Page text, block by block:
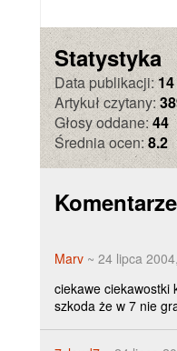
Statystyka
Data publikacji:
Artykuł czytany:
Głosy oddane:44
Średnia ocen:8.2
Komentarze
Marv ~ 24 lipca
ciekawe ciekawostki
szkoda że w 7 nie